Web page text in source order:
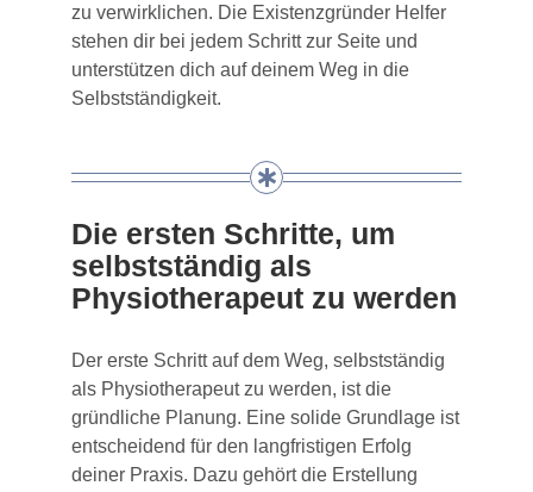
zu verwirklichen. Die Existenzgründer Helfer
stehen dir bei jedem Schritt zur Seite und
unterstützen dich auf deinem Weg in die
Selbstständigkeit.
Die ersten Schritte, um
selbstständig als
Physiotherapeut zu werden
Der erste Schritt auf dem Weg, selbstständig
als Physiotherapeut zu werden, ist die
gründliche Planung. Eine solide Grundlage ist
entscheidend für den langfristigen Erfolg
deiner Praxis. Dazu gehört die Erstellung